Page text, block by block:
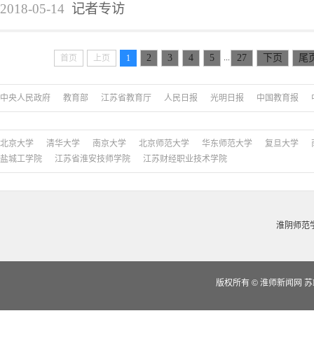
2018-05-14 记者专访
首页 上页 1 2 3 4 5 27 下页 尾
中央人民政府 教育部 江苏省教育厅 人民日报 光明日报 中国教育报
北京大学 清华大学 南京大学 北京师范大学 华东师范大学 复旦大学
盐城工学院
江苏省淮安技师学院 江苏财经职业技术学院
淮阴师范
版权所有 © 淮师新闻网 苏